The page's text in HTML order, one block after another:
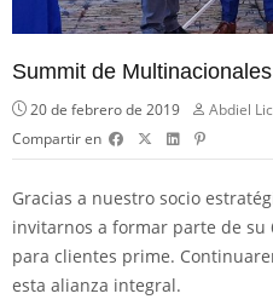
Summit de Multinacionales
20 de febrero de 2019 Abdiel
Compartir en
Gracias a nuestro socio
invitarnos a formar parte de
para clientes prime.
esta alianza integral.